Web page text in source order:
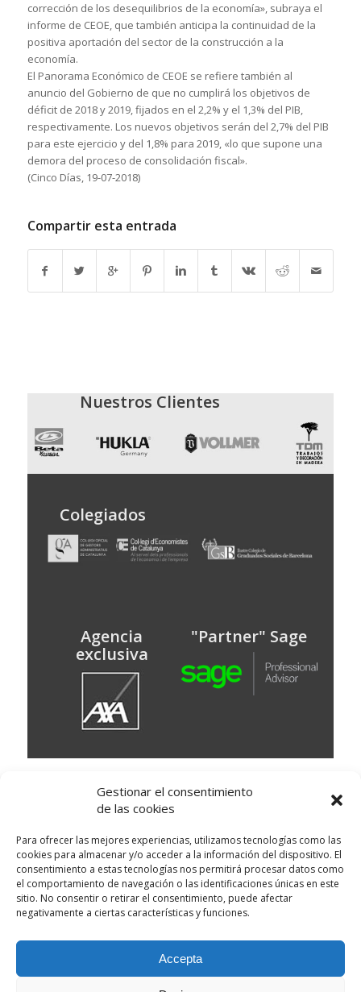
Gestionar el consentimiento
de las cookies
Para ofrecer las mejores experiencias, utilizamos tecnologías como las
cookies para almacenar y/o acceder a la información del dispositivo. El
consentimiento a estas tecnologías nos permitirá procesar datos como
el comportamiento de navegación o las identificaciones únicas en este
sitio. No consentir o retirar el consentimiento, puede afectar
negativamente a ciertas características y funciones.
Accepta
corrección de los desequilibrios de la economía», subraya el
informe de CEOE, que también anticipa la continuidad de la
positiva aportación del sector de la construcción a la
economía.
El Panorama Económico de CEOE se refiere también al
anuncio del Gobierno de que no cumplirá los objetivos de
déficit de 2018 y 2019, fijados en el 2,2% y el 1,3% del PIB,
respectivamente. Los nuevos objetivos serán del 2,7% del PIB
para este ejercicio y del 1,8% para 2019, «lo que supone una
demora del proceso de consolidación fiscal».
(Cinco Días, 19-07-2018)
Compartir esta entrada
Nuestros Clientes
Colegiados
Agencia
exclusiva
"Partner" Sage
Av. Doctor Francesc Massana 15 baixos,
Martorell, Barcelona
Delegación: Avinguda Montserrat, 20 local 1 -
Sant Esteve de Sesrovires
Política de cookies|Condiciones de uso|
Política de privacidad|Clausulas legales|
Canal de Denuncias
Disseny WebiMàrketing DigitalperaTotArreu.com